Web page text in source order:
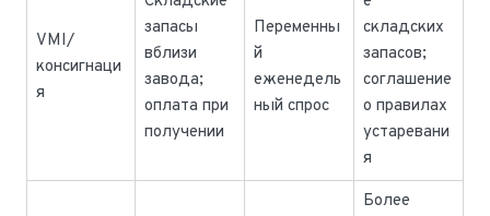
VMI/
консигнаци
я
запасы
вблизи
завода;
оплата при
получении
Переменны
й
еженедель
ный спрос
складских
запасов;
соглашение
о правилах
устаревани
я
Более